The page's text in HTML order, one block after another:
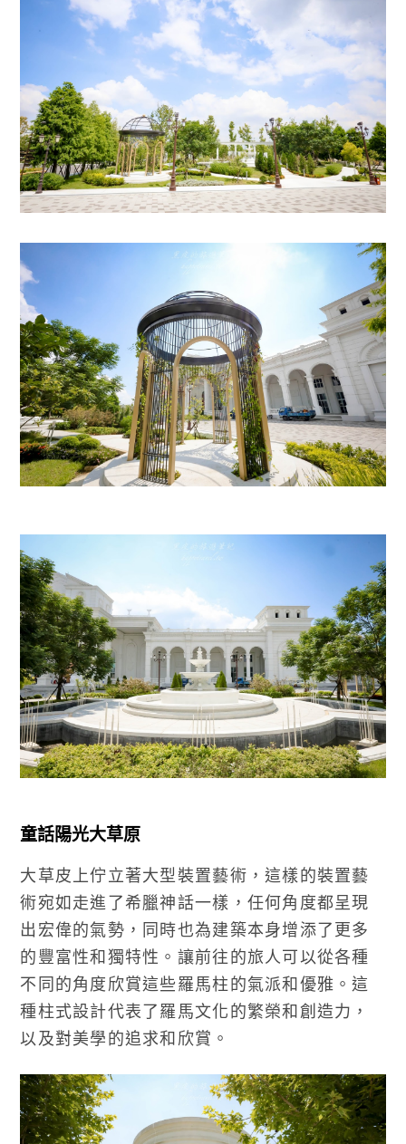
童話陽光大草原
大草皮上佇立著大型裝置藝術，這樣的裝置藝
術宛如走進了希臘神話一樣，任何角度都呈現
出宏偉的氣勢，同時也為建築本身增添了更多
的豐富性和獨特性。讓前往的旅人可以從各種
不同的角度欣賞這些羅馬柱的氣派和優雅。這
種柱式設計代表了羅馬文化的繁榮和創造力，
以及對美學的追求和欣賞。